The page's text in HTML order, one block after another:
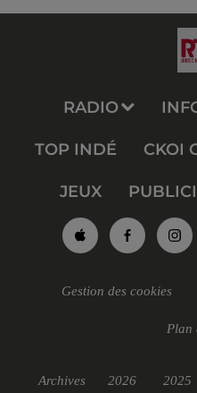
RADIO
TOP INDÉ CKOI
JEUX
Gestion des cookies
Plan
Archives 2026 2025